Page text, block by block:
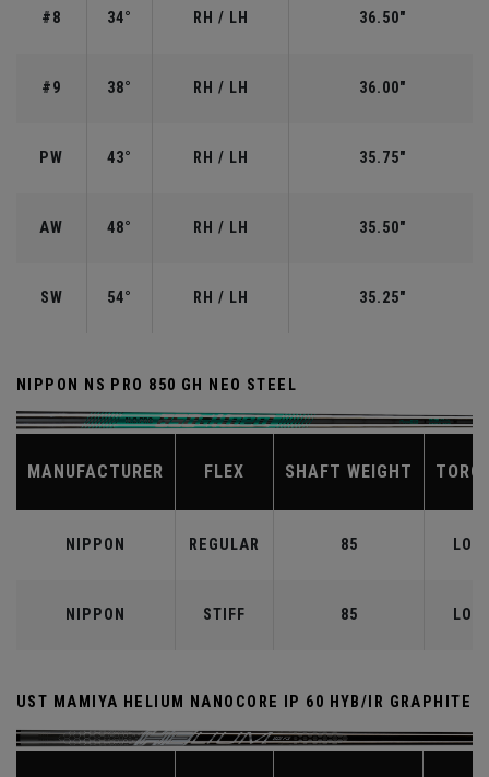
#8 34° RH / LH 36.50"
#9 38° RH / LH 36.00"
PW 43° RH / LH 35.75"
AW 48° RH / LH 35.50"
SW 54° RH / LH 35.25"
NIPPON NS PRO 850 GH NEO STEEL
MANUFACTURER FLEX SHAFT WEIGHT
NIPPON REGULAR 85 LOW
NIPPON STIFF 85 LOW
UST MAMIYA HELIUM NANOCORE IP 60 HYB/IR GRAPHITE